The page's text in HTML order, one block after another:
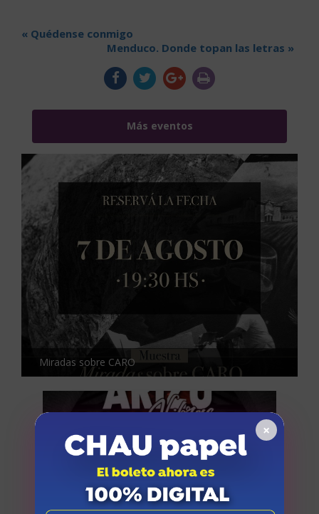
« Quédense conmigo
Menduco. Donde topan las letras »
Más eventos
Miradas sobre CARO
×